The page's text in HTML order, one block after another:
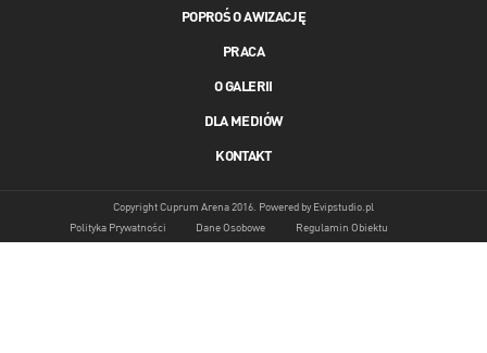
POPROŚ O AWIZACJĘ
PRACA
O GALERII
DLA MEDIÓW
KONTAKT
Copyright Cuprum Arena 2016. Powered by Evipstudio.pl
Polityka Prywatności
Dane Osobowe Regulamin Obiektu